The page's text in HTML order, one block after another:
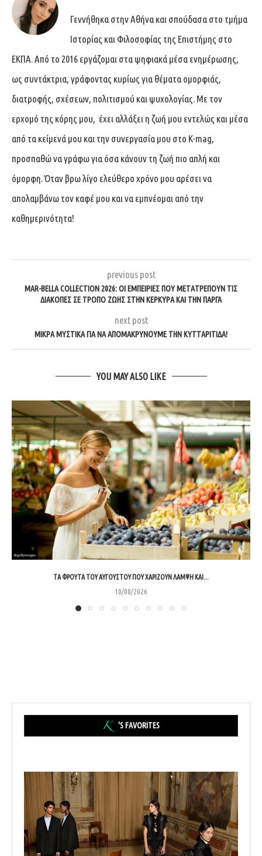
Γεννήθηκα στην Αθήνα και σπούδασα στο τμήμα
Ιστορίας και Φιλοσοφίας της Επιστήμης στο
ΕΚΠΑ. Από το 2016 εργάζομαι στα ψηφιακά μέσα ενημέρωσης,
ως συντάκτρια, γράφοντας κυρίως για θέματα ομορφιάς,
διατροφής, σχέσεων, πολιτισμού και ψυχολογίας. Με τον
ερχομό της κόρης μου, έχει αλλάξει η ζωή μου εντελώς και μέσα
από τα κείμενά μου και την συνεργασία μου στο K-mag,
προσπαθώ να γράφω για όσα κάνουν τη ζωή πιο απλή και
όμορφη. Όταν βρω λίγο ελεύθερο χρόνο μου αρέσει να
απολαμβάνω τον καφέ μου και να εμπνέομαι από την
καθημερινότητα!
previous post
MAR-BELLA COLLECTION 2026: ΟΙ ΕΜΠΕΙΡΊΕΣ ΠΟΥ ΜΕΤΑΤΡΈΠΟΥΝ ΤΙΣ
ΔΙΑΚΟΠΈΣ ΣΕ ΤΡΌΠΟ ΖΩΉΣ ΣΤΗΝ ΚΈΡΚΥΡΑ ΚΑΙ ΤΗΝ ΠΆΡΓΑ
next post
ΜΙΚΡΆ ΜΥΣΤΙΚΆ ΓΙΑ ΝΑ ΑΠΟΜΑΚΡΎΝΟΥΜΕ ΤΗΝ ΚΥΤΤΑΡΊΤΙΔΑ!
YOU MAY ALSO LIKE
ΤΑ ΦΡΟΎΤΑ ΤΟΥ ΑΥΓΟΎΣΤΟΥ ΠΟΥ ΧΑΡΊΖΟΥΝ ΛΆΜΨΗ ΚΑΙ...
10/08/2026
'S FAVORITES